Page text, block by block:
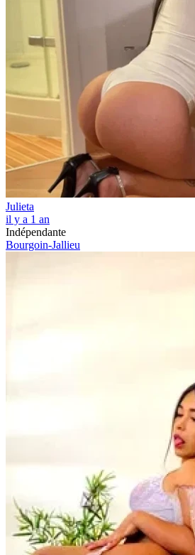
Julieta
il y a 1 an
Indépendante
Bourgoin-Jallieu